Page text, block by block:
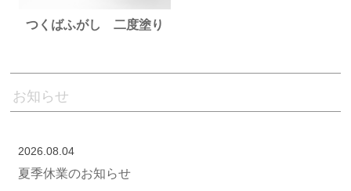
つくばふがし 二度塗り
お知らせ
2026.08.04
夏季休業のお知らせ